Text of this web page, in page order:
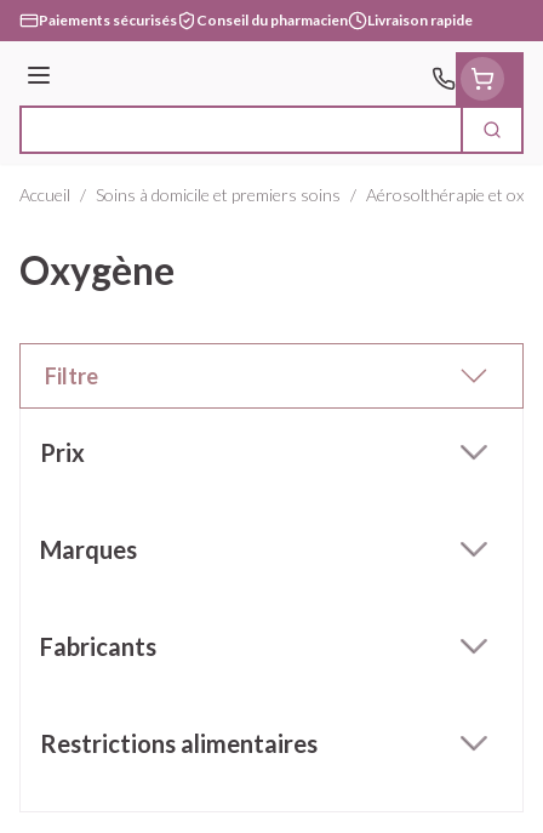
Aller au contenu
Paiements sécurisés Conseil du pharmacien Livraison rapide
Menu
Accueil / Soins à domicile et premiers soins / Aérosolthérapie et
Oxygène
Filtre
Prix
Marques
Fabricants
Restrictions alimentaires